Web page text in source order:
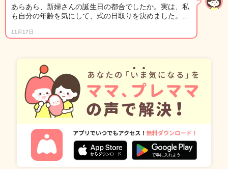
あらあら、新婦さんの誕生日の都合でしたか。実は、私
も自分の年齢を気にして、式の日取りを決めました。…
11月17日